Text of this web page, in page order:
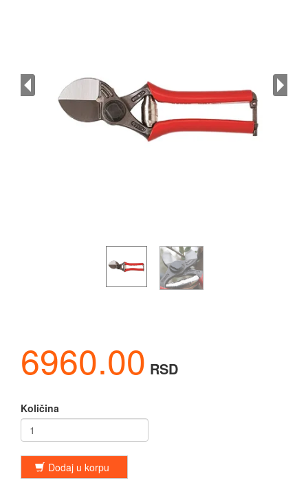
6960.00 RSD
Količina
Dodaj u korpu